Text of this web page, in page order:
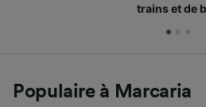
trains et de
Populaire à Marcaria